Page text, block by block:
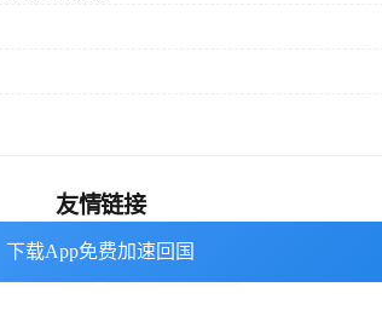
下载App免费加速回国
下载App免费加速回国
友情链接
回国加速器 番茄加速器